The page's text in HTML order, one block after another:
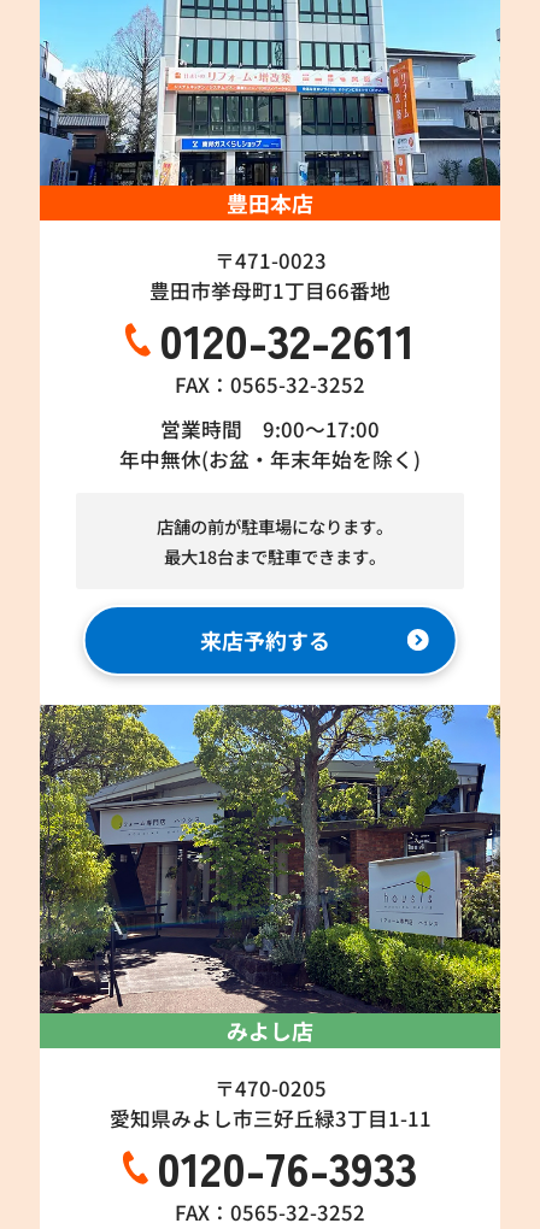
豊田本店
〒471-0023
豊田市挙母町1丁目66番地
0120-32-2611
FAX：0565-32-3252
営業時間 9:00～17:00
年中無休(お盆・年末年始を除く)
店舗の前が駐車場になります。
最大18台まで駐車できます。
来店予約する
みよし店
〒470-0205
愛知県みよし市三好丘緑3丁目1-11
0120-76-3933
FAX：0565-32-3252